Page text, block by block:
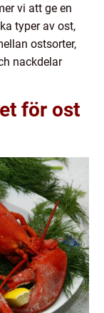
vi att ge en
typer av ost,
ostsorter,
nackdelar
för ost